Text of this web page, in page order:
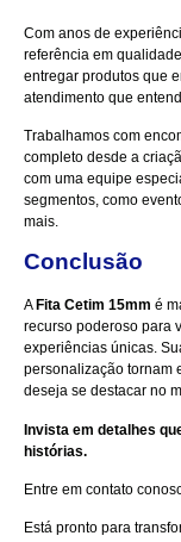
Com anos de
referência em
entregar produtos que
atendimento que
Trabalhamos com
completo desde a
com uma equipe
segmentos, como
mais.
Conclusão
A Fita Cetim 15mm é
recurso poderoso para
experiências únicas.
personalização tornam
deseja se destacar no
Invista em detalhes
histórias.
Entre em contato
Está pronto para